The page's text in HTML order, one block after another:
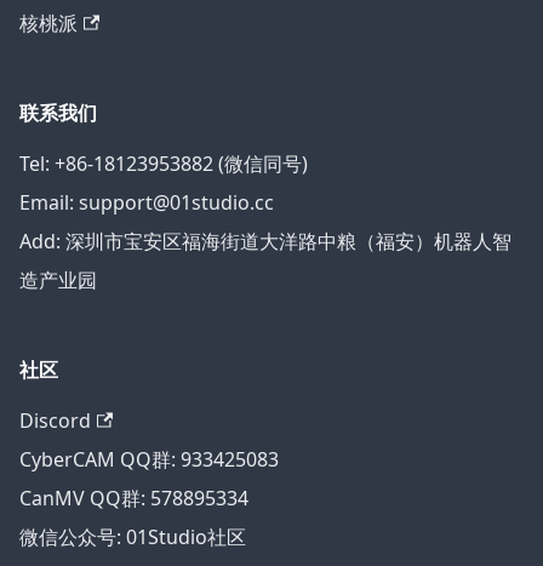
核桃派
联系我们
Tel: +86-18123953882 (微信同号)
Email: support@01studio.cc
Add: 深圳市宝安区福海街道大洋路中粮（福安）机器人智
造产业园
社区
Discord
CyberCAM QQ群: 933425083
CanMV QQ群: 578895334
微信公众号: 01Studio社区